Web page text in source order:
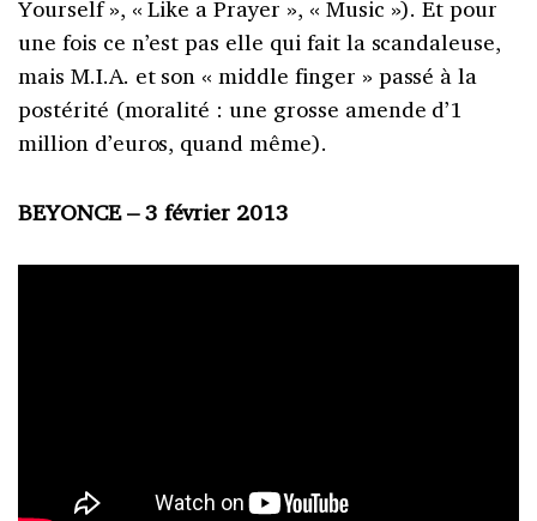
Yourself », « Like a Prayer », « Music »). Et pour
une fois ce n’est pas elle qui fait la scandaleuse,
mais M.I.A. et son « middle finger » passé à la
postérité (moralité : une grosse amende d’1
million d’euros, quand même).
BEYONCE – 3 février 2013